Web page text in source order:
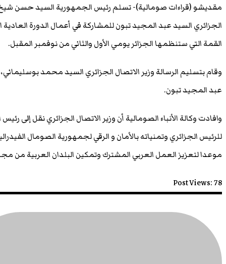
مقديشو (قراءات صومالية)-تسلم رئيس الجمهورية السيد حسن
القمة التي ستنظمها الجزائر يومي الأول والثاني من نوفمبر المقبل.
وقام بتسليم الرسالة وزير الاتصال الجزائري السيد محمد
عبد المجيد تبون.
وافادت وكالة الأنباء الصومالية أن وزير الاتصال الجزائري نقل إلى
للرئيس الجزائري وتمنياته بالأمان و الرقي لجمهورية الصومال
موعدا لتعزيز العمل العربي المشترك وتمكين البلدان العربية من
Post Views:78